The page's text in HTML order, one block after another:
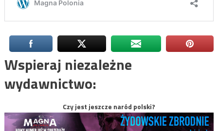
Wspieraj niezależne
wydawnictwo:
Czy jest jeszcze naród polski?